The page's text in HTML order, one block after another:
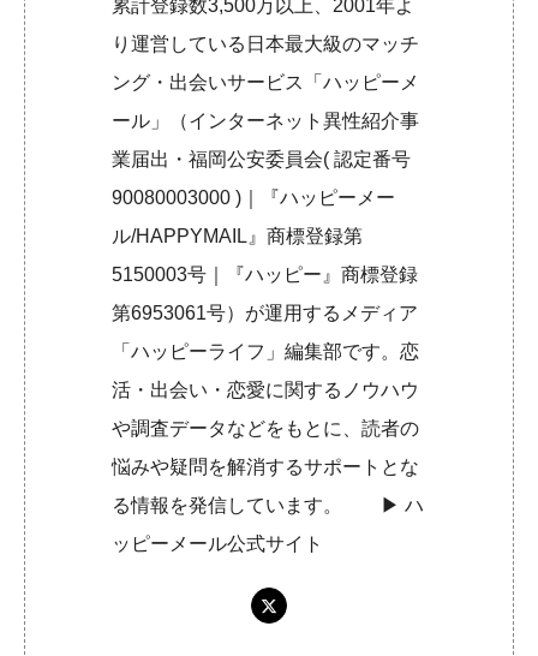
累計登録数3,500万以上、2001年よ
り運営している日本最大級のマッチ
ング・出会いサービス「ハッピーメ
ール」（インターネット異性紹介事
業届出・福岡公安委員会( 認定番号
90080003000 )｜『ハッピーメー
ル/HAPPYMAIL』商標登録第
5150003号｜『ハッピー』商標登録
第6953061号）が運用するメディア
「ハッピーライフ」編集部です。恋
活・出会い・恋愛に関するノウハウ
や調査データなどをもとに、読者の
悩みや疑問を解消するサポートとな
る情報を発信しています。 ▶︎ハ
ッピーメール公式サイト